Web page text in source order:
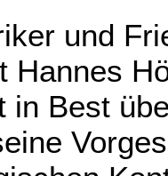
und
Hannes
in Best